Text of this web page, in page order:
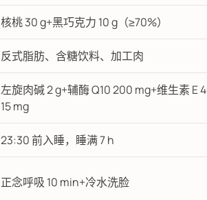
核桃 30 g+黑巧克力 10 g（≥70%）
反式脂肪、含糖饮料、加工肉
左旋肉碱 2 g+辅酶 Q10 200 mg+维生素 E
15 mg
23:30 前入睡，睡满 7 h
正念呼吸 10 min+冷水洗脸